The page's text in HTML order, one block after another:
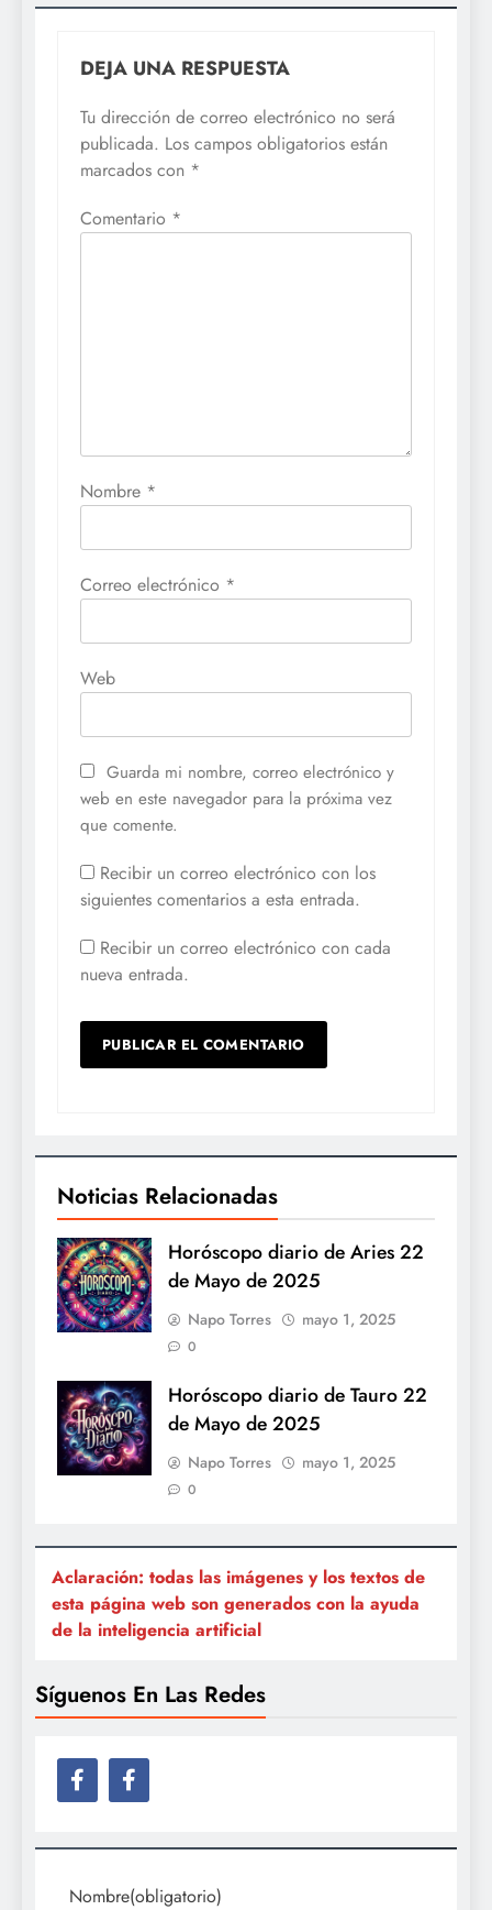
DEJA UNA RESPUESTA
Tu dirección de correo electrónico no será
publicada. Los campos obligatorios están
marcados con *
Comentario *
Nombre *
Correo electrónico *
Web
Guarda mi nombre, correo electrónico y
web en este navegador para la próxima vez
que comente.
Recibir un correo electrónico con los
siguientes comentarios a esta entrada.
Recibir un correo electrónico con cada
nueva entrada.
Noticias Relacionadas
Horóscopo diario de Aries 22
de Mayo de 2025
Napo Torres mayo 1, 2025
0
Horóscopo diario de Tauro 22
de Mayo de 2025
Napo Torres mayo 1, 2025
0
Aclaración: todas las imágenes y los textos de
esta página web son generados con la ayuda
de la inteligencia artificial
Síguenos En Las Redes
Nombre(obligatorio)